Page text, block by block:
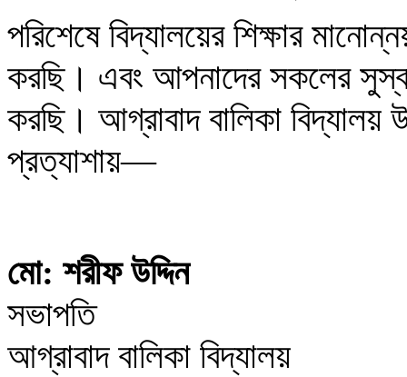
পরিশেষে বিদ্যালয়ের শিক্ষার
করছি। এবং আপনাদের সকলের
করছি। আগ্রাবাদ বালিকা
প্রত্যাশায়—
মো: শরীফ উদ্দিন
সভাপতি
আগ্রাবাদ বালিকা বিদ্যালয়